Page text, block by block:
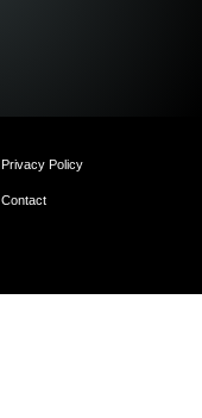
Privacy Policy
Contact